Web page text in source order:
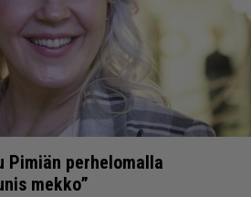
Pimiän perhelomalla
mekko”